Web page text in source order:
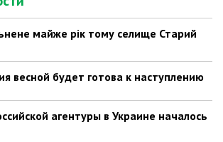
майже рік тому селище Старий
весной будет готова к наступлению
агентуры в Украине началось